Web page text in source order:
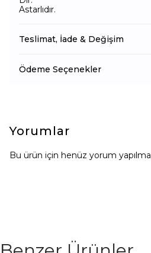
Astarlıdır.
Teslimat, İade & Değişim
Ödeme Seçenekler
Yorumlar
Bu ürün için henüz yorum